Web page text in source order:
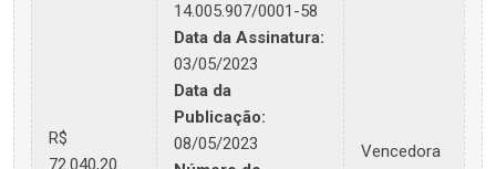
R$
72.040,20
14.005.907/0001-58
Data da Assinatura:
03/05/2023
Data da
Publicação:
08/05/2023
Vencedora